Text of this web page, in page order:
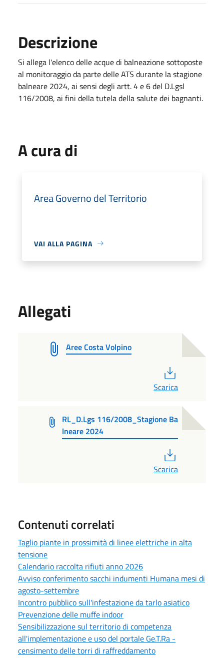
Descrizione
Si allega l'elenco delle acque di balneazione sottoposte
al monitoraggio da parte delle ATS durante la stagione
balneare 2024, ai sensi degli artt. 4 e 6 del D.Lgsl
116/2008, ai fini della tutela della salute dei bagnanti.
A cura di
Area Governo del Territorio
VAI ALLA PAGINA
Allegati
Aree Costa Volpino
Scarica
RL_D.Lgs 116/2008_Stagione Ba
lneare 2024
Scarica
Contenuti correlati
Taglio piante in prossimità di linee elettriche in alta
tensione
Calendario raccolta rifiuti anno 2026
Avviso conferimento sacchi indumenti Humana mesi di
agosto-settembre
Incontro pubblico sull'infestazione da tarlo asiatico
Prevenzione delle muffe indoor
Sensibilizzazione sul territorio di competenza
all'implementazione e uso del portale Ge.T.Ra -
censimento delle torri di raffreddamento